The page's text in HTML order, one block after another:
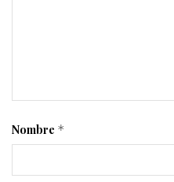
Nombre *